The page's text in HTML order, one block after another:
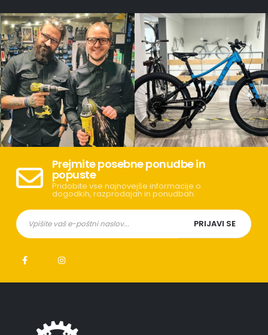
Prejmite posebne ponudbe in
popuste
Pridobite vse najnovejše informacije o
dogodkih, razprodajah in ponudbah.